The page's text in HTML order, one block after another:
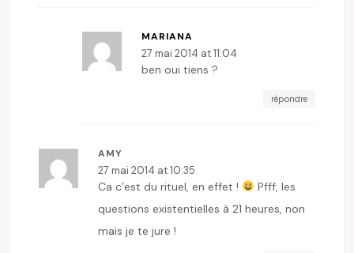
MARIANA
27 mai 2014 at 11:04
ben oui tiens ?
répondre
AMY
27 mai 2014 at 10:35
Ca c’est du rituel, en effet !
Pfff, les
questions existentielles à 21 heures, non
mais je te jure !